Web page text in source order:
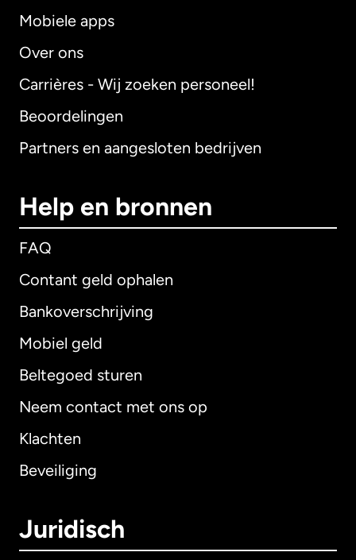
Mobiele apps
Over ons
Carrières - Wij zoeken personeel!
Beoordelingen
Partners en aangesloten bedrijven
Help en bronnen
FAQ
Contant geld ophalen
Bankoverschrijving
Mobiel geld
Beltegoed sturen
Neem contact met ons op
Klachten
Beveiliging
Juridisch